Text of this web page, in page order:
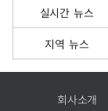
실시간 뉴스
지역 뉴스
회사소개